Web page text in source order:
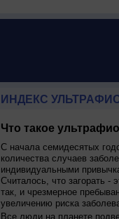
ИНДЕКС
Что такое
С начала семидесятых
количества случаев
индивидуальными
Считалось, что загорать -
так, и чрезмерное
увеличению риска
Все люди на планете